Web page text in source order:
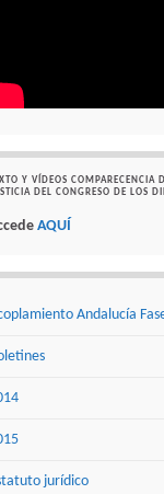
Y VÍDEOS COMPARECENCIA
DEL CONGRESO DE LOS
AQUÍ
Andalucía Fase
jurídico